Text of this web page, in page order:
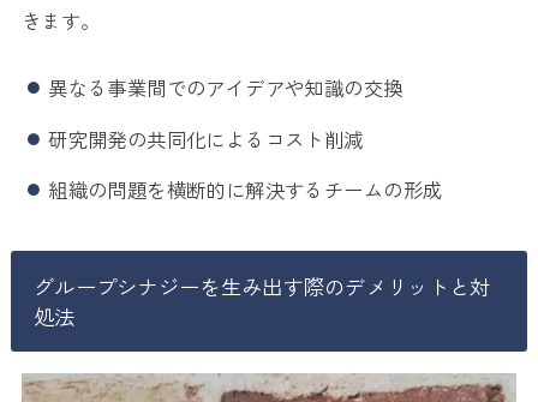
きます。
異なる事業間でのアイデアや知識の交換
研究開発の共同化によるコスト削減
組織の問題を横断的に解決するチームの形成
グループシナジーを生み出す際のデメリットと対
処法